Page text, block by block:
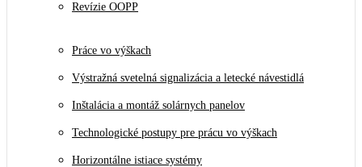
Revízie OOPP
Práce vo výškach
Výstražná svetelná signalizácia a letecké návestidlá
Inštalácia a montáž solárnych panelov
Technologické postupy pre prácu vo výškach
Horizontálne istiace systémy